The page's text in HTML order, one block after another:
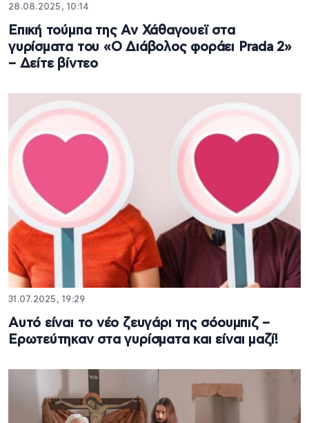
28.08.2025, 10:14
Επική τούμπα της Αν Χάθαγουεϊ στα
γυρίσματα του «Ο Διάβολος φοράει Prada 2»
– Δείτε βίντεο
31.07.2025, 19:29
Αυτό είναι το νέο ζευγάρι της σόουμπιζ –
Ερωτεύτηκαν στα γυρίσματα και είναι μαζί!